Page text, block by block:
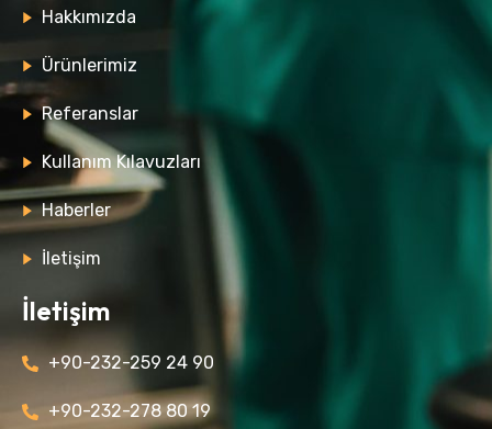
Hakkımızda
Ürünlerimiz
Referanslar
Kullanım Kılavuzları
Haberler
İletişim
İletişim
+90-232-259 24 90
+90-232-278 80 19